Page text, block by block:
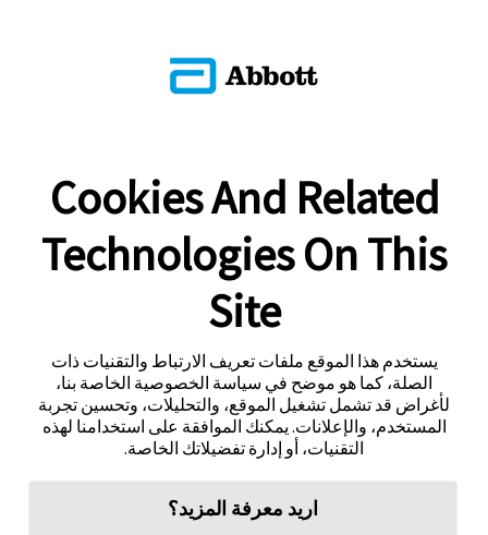
Cookies And Related
Technologies On This
Site
يستخدم هذا الموقع ملفات تعريف الارتباط والتقنيات ذات
الصلة، كما هو موضح في سياسة الخصوصية الخاصة بنا،
لأغراض قد تشمل تشغيل الموقع، والتحليلات، وتحسين تجربة
المستخدم، والإعلانات. يمكنك الموافقة على استخدامنا لهذه
التقنيات، أو إدارة تفضيلاتك الخاصة.
اريد معرفة المزيد؟